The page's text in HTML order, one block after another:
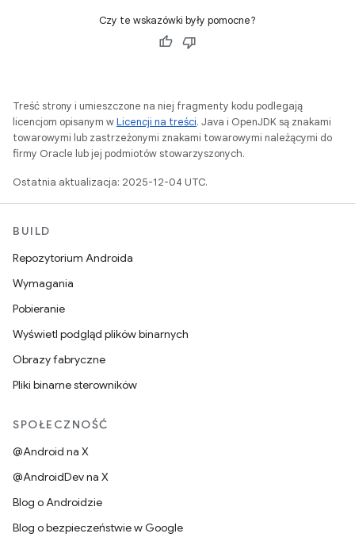
Czy te wskazówki były pomocne?
Treść strony i umieszczone na niej fragmenty kodu podlegają
licencjom opisanym wLicencji na treści. Java i OpenJDK są znakami
towarowymi lub zastrzeżonymi znakami towarowymi należącymi do
firmy Oracle lub jej podmiotów stowarzyszonych.
Ostatnia aktualizacja: 2025-12-04 UTC.
BUILD
Repozytorium Androida
Wymagania
Pobieranie
Wyświetl podgląd plików binarnych
Obrazy fabryczne
Pliki binarne sterowników
SPOŁECZNOŚĆ
@Android na X
@AndroidDev na X
Blog o Androidzie
Blog o bezpieczeństwie w Google